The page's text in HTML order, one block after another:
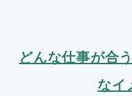
どんな仕事が合
なイ